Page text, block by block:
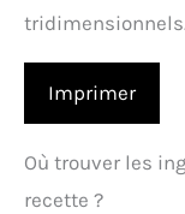
Imprimer
Où trouver les
recette ?